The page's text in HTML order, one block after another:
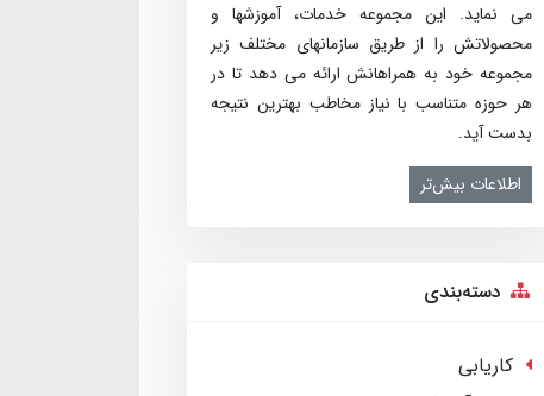
می­ نماید. این مجموعه خدمات، آموزش­ها و
محصولاتش را از طریق سازمان­های مختلف زیر
مجموعه خود به همراهانش ارائه می­ دهد تا در
هر حوزه متناسب با نیاز مخاطب بهترین نتیجه
بدست آید.
اطلاعات بیش‌تر
دسته‌بندی
کاریابی